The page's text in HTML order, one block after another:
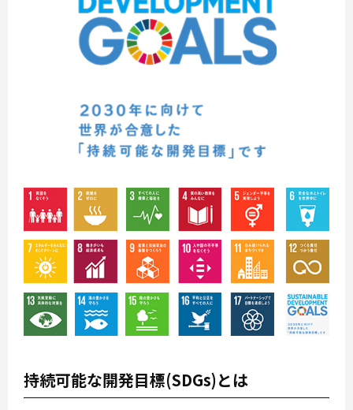
持続可能な開発目標(SDGs)とは